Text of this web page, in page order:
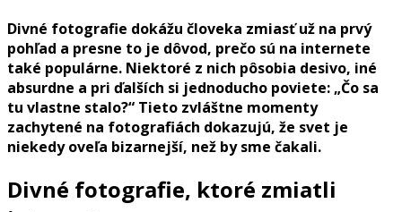
Divné fotografie dokážu človeka zmiasť už na prvý
pohľad a presne to je dôvod, prečo sú na internete
také populárne. Niektoré z nich pôsobia desivo, iné
absurdne a pri ďalších si jednoducho poviete: „Čo sa
tu vlastne stalo?“ Tieto zvláštne momenty
zachytené na fotografiách dokazujú, že svet je
niekedy oveľa bizarnejší, než by sme čakali.
Divné fotografie, ktoré zmiatli